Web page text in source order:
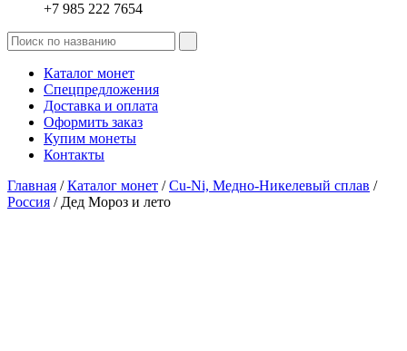
+7 985 222 7654
Каталог монет
Спецпредложения
Доставка и оплата
Оформить заказ
Купим монеты
Контакты
Главная /Каталог монет /Cu-Ni, Медно-Никелевый сплав /
Россия / Дед Мороз и лето